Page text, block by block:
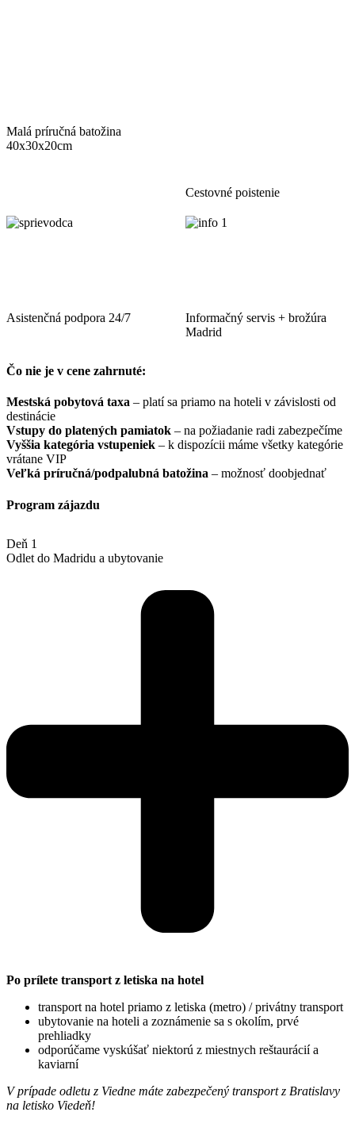
Malá príručná batožina
40x30x20cm
Cestovné poistenie
Asistenčná podpora 24/7
Informačný servis + brožúra
Madrid
Čo nie je v cene zahrnuté:
Mestská pobytová taxa – platí sa priamo na hoteli v závislosti od
destinácie
Vstupy do platených pamiatok – na požiadanie radi zabezpečíme
Vyššia kategória vstupeniek – k dispozícii máme všetky kategórie
vrátane VIP
Veľká príručná/podpalubná batožina – možnosť doobjednať
Program zájazdu
Deň 1
Odlet do Madridu a ubytovanie
Po prílete transport z letiska na hotel
transport na hotel priamo z letiska (metro) / privátny transport
ubytovanie na hoteli a zoznámenie sa s okolím, prvé
prehliadky
odporúčame vyskúšať niektorú z miestnych reštaurácií a
kaviarní
V prípade odletu z Viedne máte zabezpečený transport z Bratislavy
na letisko Viedeň!